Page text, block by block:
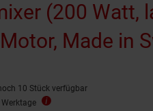
(200 Watt,
Made in
10 Stück verfügbar
Werktage